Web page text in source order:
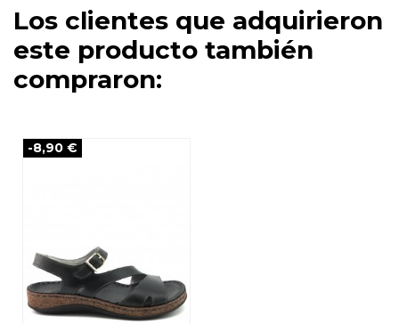
Los clientes que adquirieron
este producto también
compraron:
-8,90 €